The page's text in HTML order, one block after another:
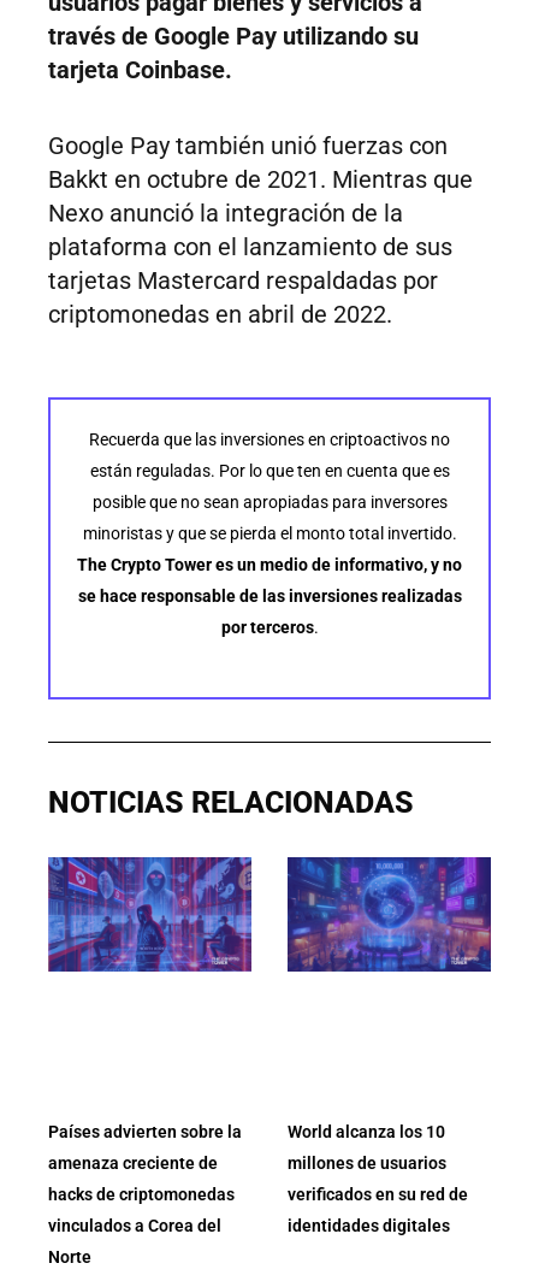
través de Google Pay utilizando su
tarjeta Coinbase.
Google Pay también unió fuerzas con
Bakkt en octubre de 2021. Mientras que
Nexo anunció la integración de la
plataforma con el lanzamiento de sus
tarjetas Mastercard respaldadas por
criptomonedas en abril de 2022.
Recuerda que las inversiones en criptoactivos no
están reguladas. Por lo que ten en cuenta que es
posible que no sean apropiadas para inversores
minoristas y que se pierda el monto total invertido.
The Crypto Tower es un medio de informativo, y no
se hace responsable de las inversiones realizadas
por terceros.
NOTICIAS RELACIONADAS
Países advierten sobre la
amenaza creciente de
hacks de criptomonedas
vinculados a Corea del
Norte
World alcanza los 10
millones de usuarios
verificados en su red de
identidades digitales